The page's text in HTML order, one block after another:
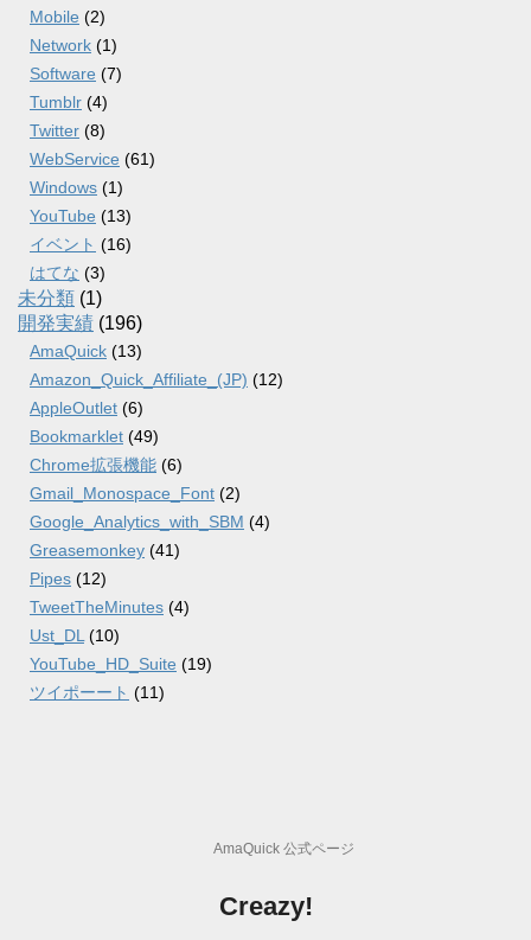
Mobile (2)
Network (1)
Software (7)
Tumblr (4)
Twitter (8)
WebService (61)
Windows (1)
YouTube (13)
イベント (16)
はてな (3)
未分類 (1)
開発実績 (196)
AmaQuick (13)
Amazon_Quick_Affiliate_(JP) (12)
AppleOutlet (6)
Bookmarklet (49)
Chrome拡張機能 (6)
Gmail_Monospace_Font (2)
Google_Analytics_with_SBM (4)
Greasemonkey (41)
Pipes (12)
TweetTheMinutes (4)
Ust_DL(10)
YouTube_HD_Suite (19)
ツイポーート (11)
AmaQuick 公式ページ
Creazy!